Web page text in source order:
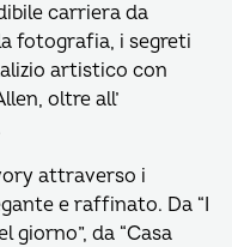
carriera da
fotografia, i segreti
artistico con
oltre all’
attraverso i
e raffinato. Da “I
giorno”, da “Casa